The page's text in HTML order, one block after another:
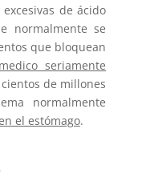
de ácido
normalmente se
que bloquean
seriamente
de millones
normalmente
el estómago.